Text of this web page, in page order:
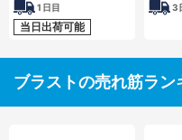
1 日目
当日出荷可能
3
ブラストの売れ筋ラン